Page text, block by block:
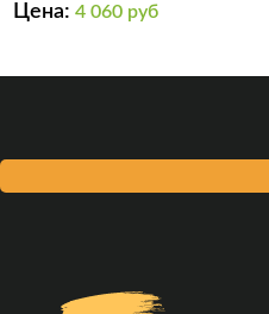
(эффект “мягкий
Цена: 4 060 руб